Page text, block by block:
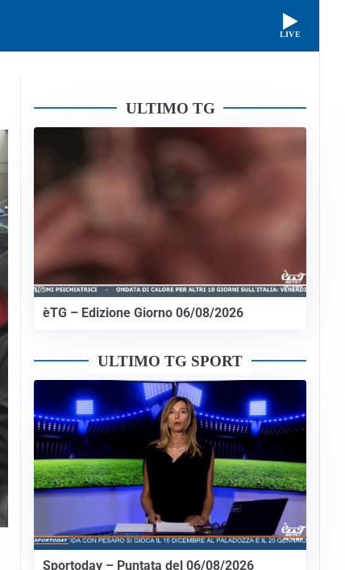
LIVE
ULTIMO TG
èTG – Edizione Giorno 06/08/2026
ULTIMO TG SPORT
Sportoday – Puntata del 06/08/2026